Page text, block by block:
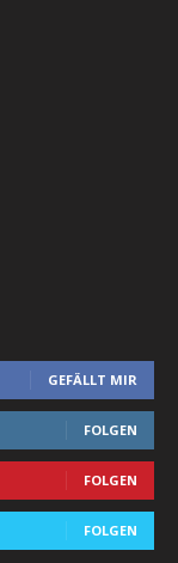
GEFÄLLT MIR
FOLGEN
FOLGEN
FOLGEN